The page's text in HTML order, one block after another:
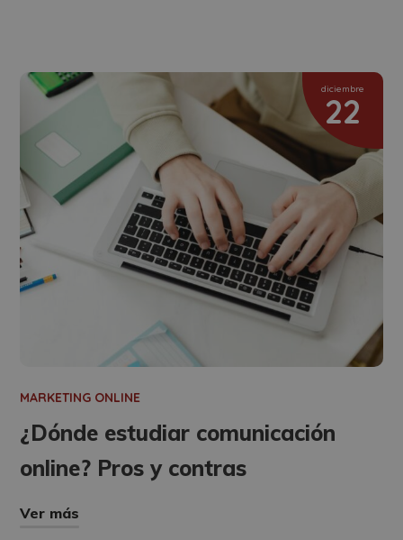
diciembre
22
MARKETING ONLINE
¿Dónde estudiar comunicación
online? Pros y contras
Ver más